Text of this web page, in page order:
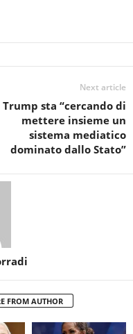
Next article
Trump sta “cercando di
mettere insieme un
sistema mediatico
dominato dallo Stato”
FROM AUTHOR